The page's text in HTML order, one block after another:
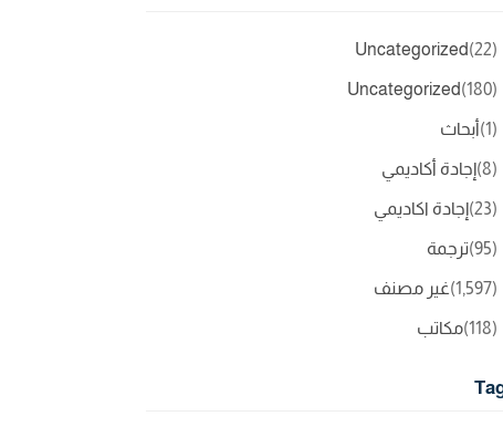
Uncategorized (22)
Uncategorized (180)
أبحاث (1)
إجادة أكاديمي (8)
إجادة اكاديمي (23)
ترجمة (95)
غير مصنف (1,597)
مكاتب (118)